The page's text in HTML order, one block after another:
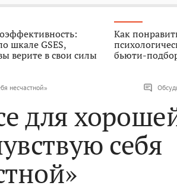
шкале GSES,
верите в свои силы
Как
бьюти-
несчастной»
для
себя